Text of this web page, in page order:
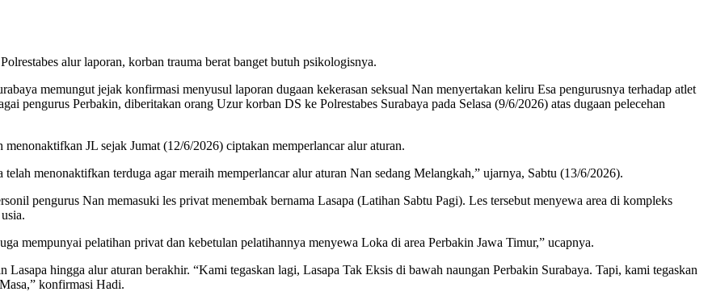
alur laporan, korban trauma berat banget butuh psikologisnya.
memungut jejak konfirmasi menyusul laporan dugaan kekerasan seksual Nan menyertakan keliru Esa pengurusnya terhadap atlet
pengurus Perbakin, diberitakan orang Uzur korban DS ke Polrestabes Surabaya pada Selasa (9/6/2026) atas dugaan pelecehan
JL sejak Jumat (12/6/2026) ciptakan memperlancar alur aturan.
menonaktifkan terduga agar meraih memperlancar alur aturan Nan sedang Melangkah,” ujarnya, Sabtu (13/6/2026).
pengurus Nan memasuki les privat menembak bernama Lasapa (Latihan Sabtu Pagi). Les tersebut menyewa area di kompleks
mempunyai pelatihan privat dan kebetulan pelatihannya menyewa Loka di area Perbakin Jawa Timur,” ucapnya.
Lasapa hingga alur aturan berakhir. “Kami tegaskan lagi, Lasapa Tak Eksis di bawah naungan Perbakin Surabaya. Tapi, kami tegaskan
konfirmasi Hadi.